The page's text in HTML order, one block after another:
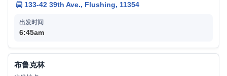
133-42 39th Ave., Flushing, 11354
6:45am
布鲁克林